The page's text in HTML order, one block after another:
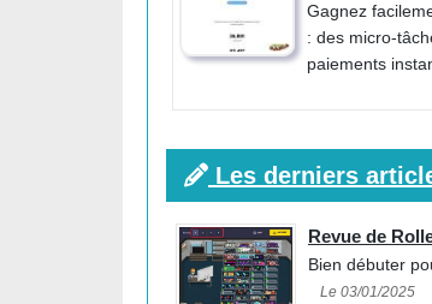
Gagnez
: des micro-
paiements
Les derniers
Revue de
Bien débuter
Le 03/01/2025